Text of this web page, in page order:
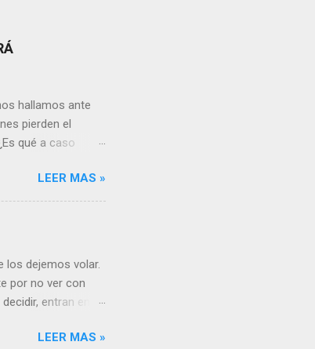
hallamos ante
pierden el
qué a caso
en algún
encarar el dolor?
merece tus
de embellecer...
LEER MAS »
los dejemos volar.
por no ver con
entran en
importante es
LEER MAS »